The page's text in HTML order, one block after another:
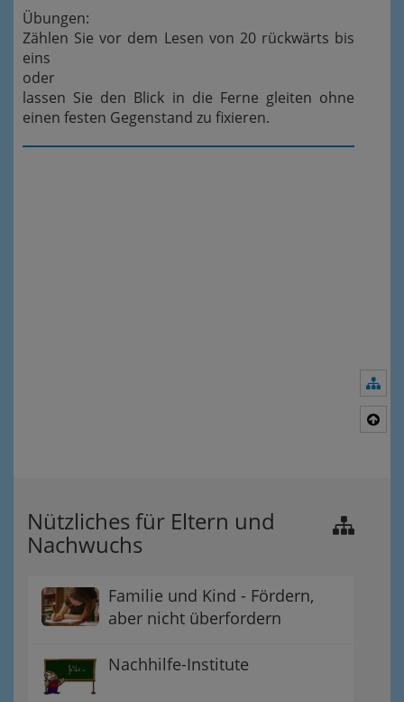
Übungen:
Zählen Sie vor dem Lesen von 20 rückwärts bis
eins
oder
lassen Sie den Blick in die Ferne gleiten ohne
einen festen Gegenstand zu fixieren.
Nützliches für Eltern und
Nachwuchs
Familie und Kind - Fördern,
aber nicht überfordern
Nachhilfe-Institute